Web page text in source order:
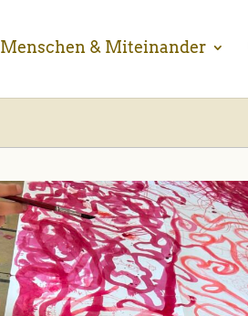
Menschen & Miteinander